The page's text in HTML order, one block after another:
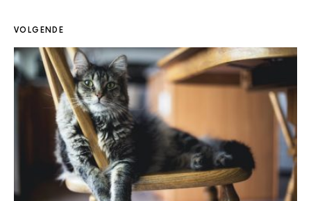
VOLGENDE